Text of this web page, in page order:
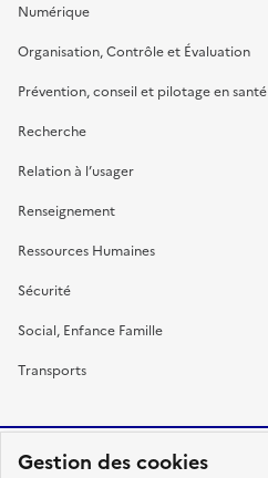
Gestion des cookies
Numérique
Organisation, Contrôle et Évaluation
Prévention, conseil et pilotage en santé
Recherche
Relation à l’usager
Renseignement
Ressources Humaines
Sécurité
Social, Enfance Famille
Transports